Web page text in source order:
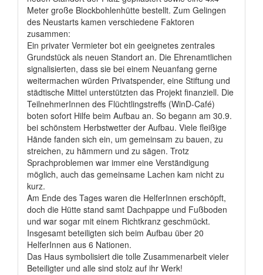
Meter große Blockbohlenhütte bestellt. Zum Gelingen
des Neustarts kamen verschiedene Faktoren
zusammen:
Ein privater Vermieter bot ein geeignetes zentrales
Grundstück als neuen Standort an. Die Ehrenamtlichen
signalisierten, dass sie bei einem Neuanfang gerne
weitermachen würden Privatspender, eine Stiftung und
städtische Mittel unterstützten das Projekt finanziell. Die
TeilnehmerInnen des Flüchtlingstreffs (WinD-Café)
boten sofort Hilfe beim Aufbau an. So begann am 30.9.
bei schönstem Herbstwetter der Aufbau. Viele fleißige
Hände fanden sich ein, um gemeinsam zu bauen, zu
streichen, zu hämmern und zu sägen. Trotz
Sprachproblemen war immer eine Verständigung
möglich, auch das gemeinsame Lachen kam nicht zu
kurz.
Am Ende des Tages waren die HelferInnen erschöpft,
doch die Hütte stand samt Dachpappe und Fußboden
und war sogar mit einem Richtkranz geschmückt.
Insgesamt beteiligten sich beim Aufbau über 20
HelferInnen aus 6 Nationen.
Das Haus symbolisiert die tolle Zusammenarbeit vieler
Beteiligter und alle sind stolz auf ihr Werk!